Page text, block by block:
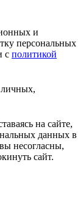
и
персональных
с политикой
личных,
на сайте,
данных в
несогласны,
сайт.